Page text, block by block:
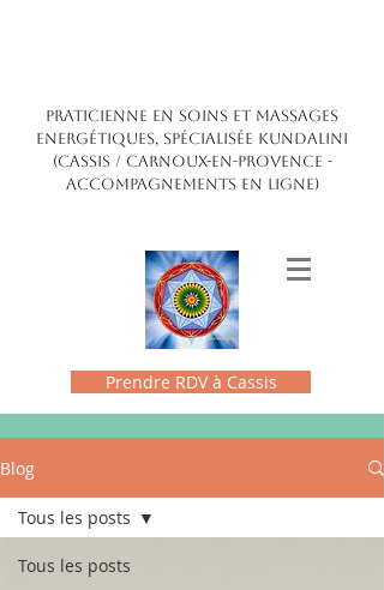
PRATICIENNE EN SOINS ET MASSAGES
ENERGÉTIQUES, SPÉCIALISÉE kundalini
(CASSIS / CARNOUX-EN-PROVENCE -
accompagnements en ligne)
Prendre RDV à Cassis
Blog
Tous les posts
Tous les posts